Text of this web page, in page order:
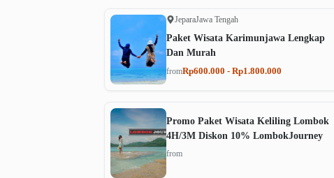
JeparaJawa Tengah
Paket Wisata Karimunjawa Lengkap
Dan Murah
fromRp600.000 - Rp1.800.000
Promo Paket Wisata Keliling Lombok
4H/3M Diskon 10% LombokJourney
from